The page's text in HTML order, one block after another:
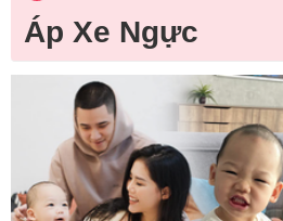
Áp Xe Ngực